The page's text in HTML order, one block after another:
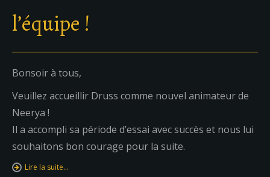
l’équipe !
Bonsoir à tous,
Veuillez accueillir Druss comme nouvel animateur de
Neerya !
Il a accompli sa période d’essai avec succès et nous lui
souhaitons bon courage pour la suite.
Lire la suite…